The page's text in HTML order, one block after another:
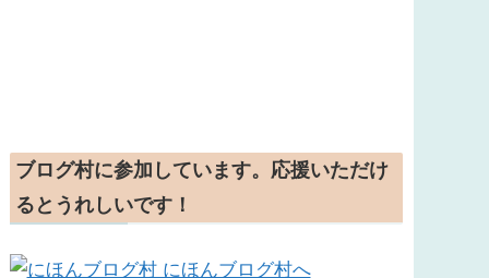
ブログ村に参加しています。応援いただけ
るとうれしいです！